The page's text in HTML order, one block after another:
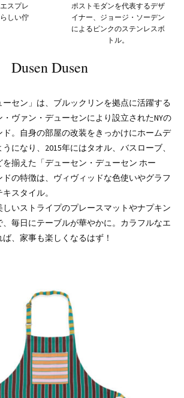
スプレ
しい佇
ポストモダンを代表するデザ
イナー、ジョージ・ソーデン
によるピンクのステンレスボ
トル。
Dusen Dusen
ーセン」は、ブルックリンを拠点に活躍する
ヴァン・デューセンにより設立されたNYの
。自身の部屋の改装をきっかけにホームデ
になり、2015年にはタオル、バスローブ、
揃えた「デューセン・デューセン ホー
の特徴は、ヴィヴィッドな色使いやグラフ
スタイル。
いストライプのプレースマットやナプキン
毎日にテーブルが華やかに。カラフルなエ
、家事も楽しくなるはず！